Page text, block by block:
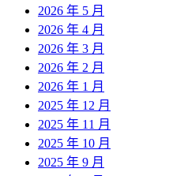
2026 年 5 月
2026 年 4 月
2026 年 3 月
2026 年 2 月
2026 年 1 月
2025 年 12 月
2025 年 11 月
2025 年 10 月
2025 年 9 月